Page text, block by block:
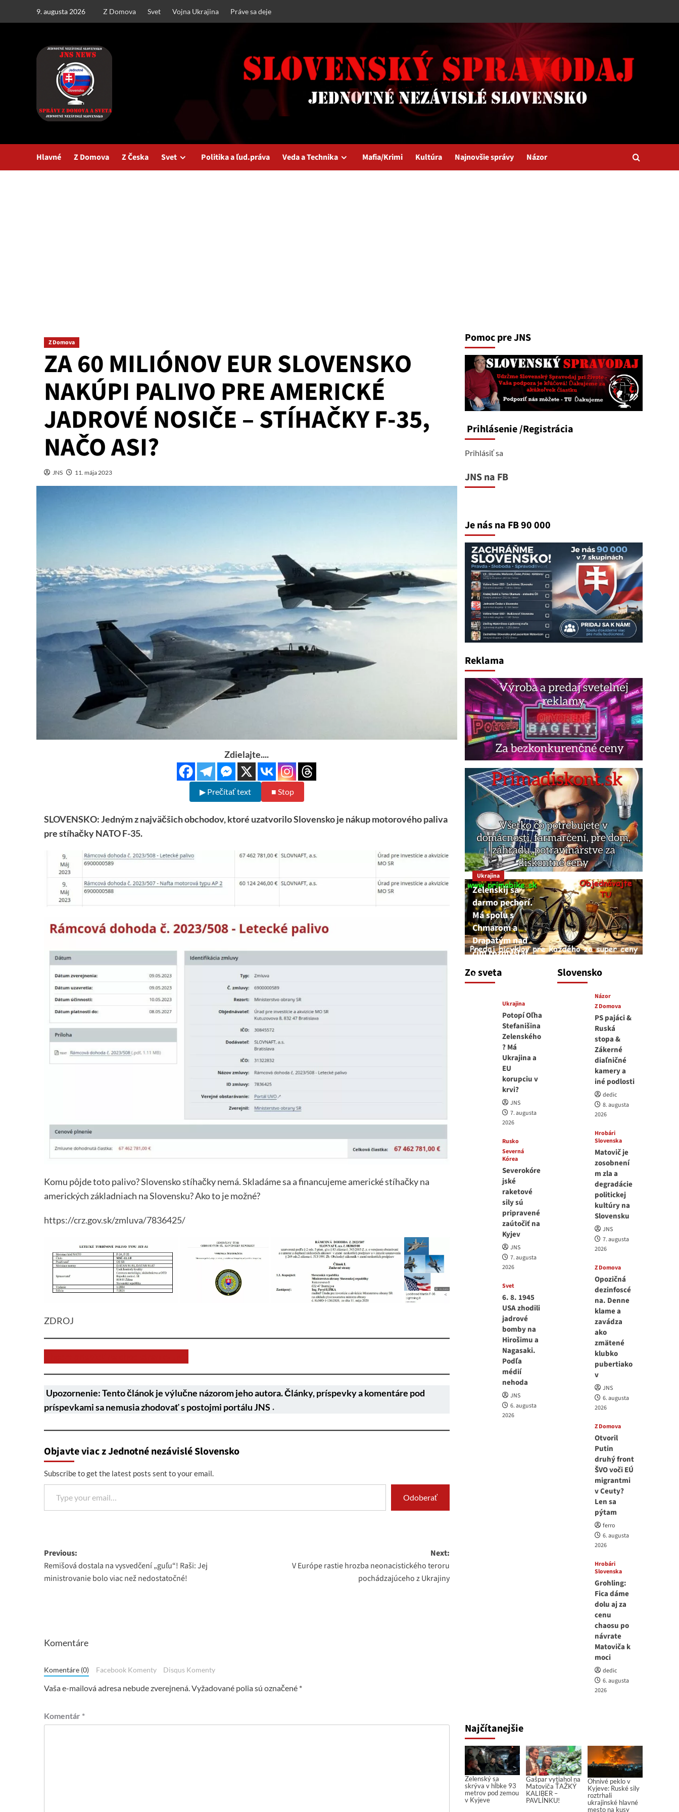
9. augusta 2026 Z Domova Svet Vojna Ukrajina Práve sa deje
Hlavné Z Domova Z Česka Svet Politika a ľud.práva Veda a Technika Mafia/Krimi Kultúra Najnovšie správy Názor
Z Domova
ZA 60 MILIÓNOV EUR SLOVENSKO
NAKÚPI PALIVO PRE AMERICKÉ
JADROVÉ NOSIČE – STÍHAČKY F-35,
NAČO ASI?
JNS 11. mája 2023
Zdielajte....
▶ Prečítať text ■ Stop
SLOVENSKO: Jedným z najväčšich obchodov, ktoré uzatvorilo Slovensko je nákup motorového paliva
pre stíhačky NATO F-35.
Komu pôjde toto palivo? Slovensko stíhačky nemá. Skladáme sa a financujeme americké stíhačky na
amerických základniach na Slovensku? Ako to je možné?
https://crz.gov.sk/zmluva/7836425/
ZDROJ
Upozornenie: Tento článok je výlučne názorom jeho autora. Články, príspevky a komentáre pod
príspevkami sa nemusia zhodovať s postojmi portálu JNS .
Objavte viac z Jednotné nezávislé Slovensko
Subscribe to get the latest posts sent to your email.
Type your email…
Odoberať
Post
navigation
Previous:
Remišová dostala na vysvedčení „guľu“! Raši: Jej
ministrovanie bolo viac než nedostatočné!
Next:
V Európe rastie hrozba neonacistického teroru
pochádzajúceho z Ukrajiny
Komentáre
Komentáre (0) Facebook Komenty Disqus Komenty
Vaša e-mailová adresa nebude zverejnená.Vyžadované polia sú označené *
Komentár *
Pomoc pre JNS
Prihlásenie/Registrácia
Prihlásiť sa
JNS na FB
Je nás na FB 90 000
Reklama
Zo sveta
Ukrajina
Zelenskij sa
darmo pechorí.
Má spolu s
Chmarom a
Drapatým nad
čím rozmýšľať
medvedar
8. augusta 2026
Ukrajina
Potopí Oľha
Stefanišina
Zelenského
? Má
Ukrajina a
EU
korupciu v
krvi?
JNS
7. augusta
2026
Rusko
Severná
Kórea
Severokóre
jské
raketové
sily sú
pripravené
zaútočiť na
Kyjev
JNS
7. augusta
2026
Svet
6. 8. 1945
USA zhodili
jadrové
bomby na
Hirošimu a
Nagasaki.
Podľa
médií
nehoda
JNS
6. augusta
2026
Slovensko
Názor
Z Domova
PS pajáci &
Ruská
stopa &
Zákerné
diaľničné
kamery a
iné podlosti
dedic
8. augusta
2026
Hrobári
Slovenska
Matovič je
zosobnení
m zla a
degradácie
politickej
kultúry na
Slovensku
JNS
7. augusta
2026
Z Domova
Opozičná
dezinfoscé
na. Denne
klame a
zavádza
ako
zmätené
klubko
pubertiako
v
JNS
6. augusta
2026
Z Domova
Otvoril
Putin
druhý front
ŠVO voči EÚ
migrantmi
v Ceuty?
Len sa
pýtam
ferro
6. augusta
2026
Hrobári
Slovenska
Grohling:
Fica dáme
dolu aj za
cenu
chaosu po
návrate
Matoviča k
moci
dedic
6. augusta
2026
Najčítanejšie
Zelenský sa
skrýva v hĺbke 93
metrov pod zemou
v Kyjeve
Gašpar vytiahol na
Matoviča ŤAŽKÝ
KALIBER –
PAVLÍNKU!
Ohnivé peklo v
Kyjeve: Ruské sily
roztrhali
ukrajinské hlavné
mesto na kusy